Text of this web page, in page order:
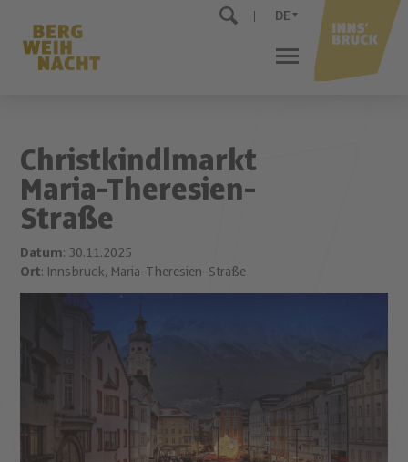
DE
Christkindlmarkt
Maria-Theresien-
Straße
Datum: 30.11.2025
Ort: Innsbruck, Maria-Theresien-Straße